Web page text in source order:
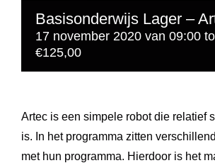
Basisonderwijs Lager –
17 november 2020 van 09:00
€125,00
Artec is een simpele robot die relatief
is. In het programma zitten
met hun programma. Hierdoor is het